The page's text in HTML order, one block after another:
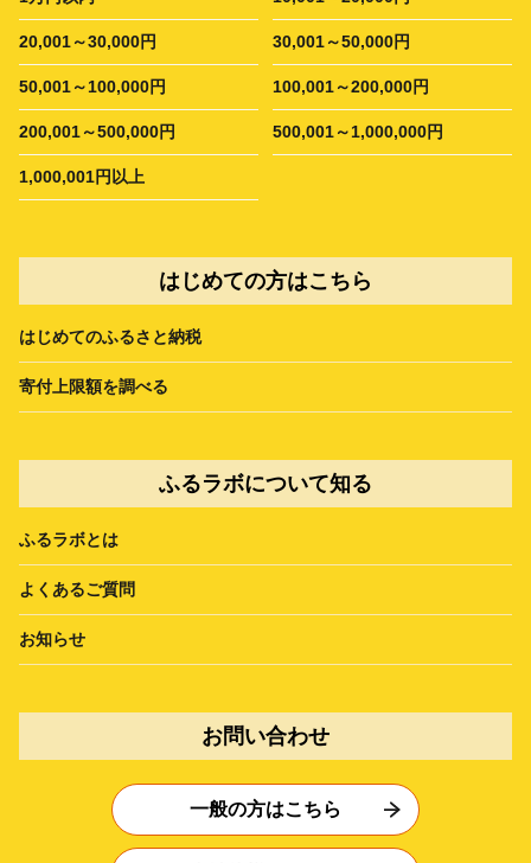
20,001～30,000円 30,001～50,000円
50,001～100,000円 100,001～200,000円
200,001～500,000円 500,001～1,000,000円
1,000,001円以上
はじめての方はこちら
はじめてのふるさと納税
寄付上限額を調べる
ふるラボについて知る
ふるラボとは
よくあるご質問
お知らせ
お問い合わせ
一般の方はこちら